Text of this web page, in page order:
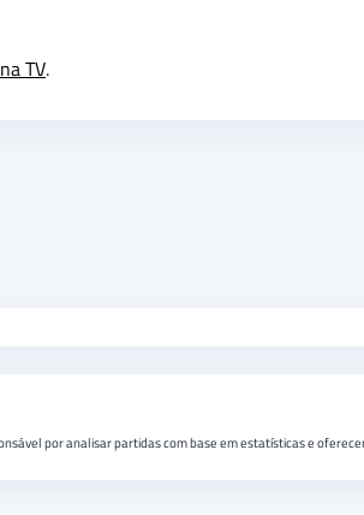
TV.
por analisar partidas com base em estatísticas e